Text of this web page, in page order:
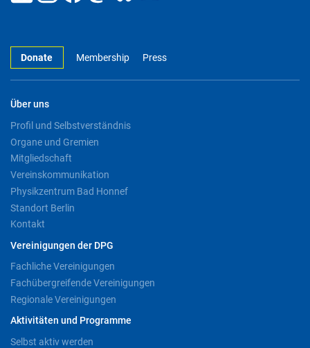
Donate Membership Press
Über uns
Profil und Selbstverständnis
Organe und Gremien
Mitgliedschaft
Vereinskommunikation
Physikzentrum Bad Honnef
Standort Berlin
Kontakt
Vereinigungen der DPG
Fachliche Vereinigungen
Fachübergreifende Vereinigungen
Regionale Vereinigungen
Aktivitäten und Programme
Selbst aktiv werden